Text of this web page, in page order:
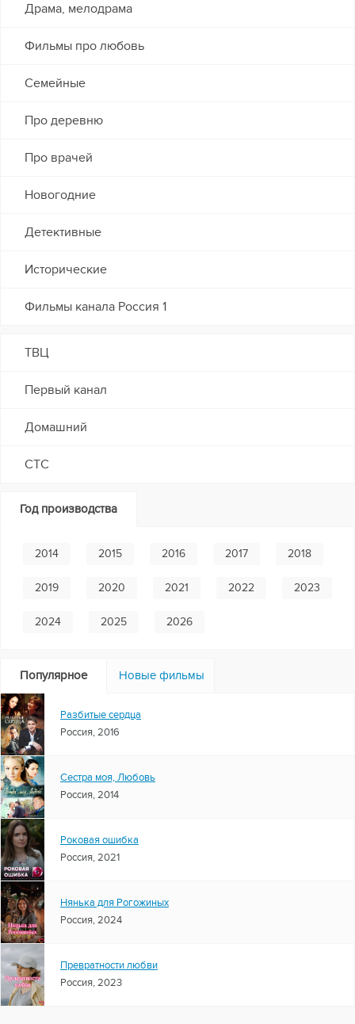
Драма, мелодрама
Фильмы про любовь
Семейные
Про деревню
Про врачей
Новогодние
Детективные
Исторические
Фильмы канала Россия 1
ТВЦ
Первый канал
Домашний
СТС
Год производства
2014 2015 2016 2017 2018
2019 2020 2021 2022 2023
2024 2025 2026
Популярное Новые фильмы
Разбитые сердца
Россия, 2016
Сестра моя, Любовь
Россия, 2014
Роковая ошибка
Россия, 2021
Нянька для Рогожиных
Россия, 2024
Превратности любви
Россия, 2023